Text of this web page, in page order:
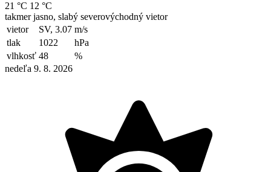
21 °C 12 °C
takmer jasno, slabý severovýchodný vietor
vietor
SV, 3.07 m/s
tlak
1022
hPa
vlhkosť 48
%
nedeľa 9. 8. 2026